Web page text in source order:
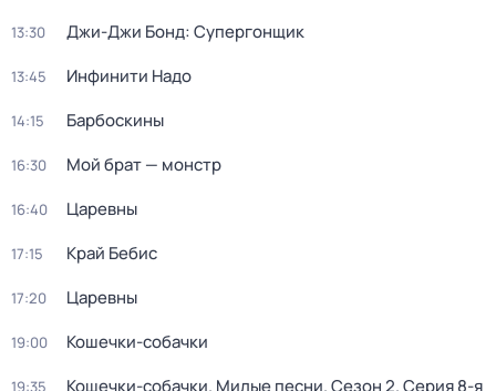
13:30 Джи-Джи Бонд: Супергонщик
13:45 Инфинити Надо
14:15 Барбоскины
16:30 Мой брат — монстр
16:40 Царевны
17:15 Край Бебис
17:20 Царевны
19:00 Кошечки-собачки
19:35 Кошечки-собачки. Милые песни. Сезон 2. Серия 8-я